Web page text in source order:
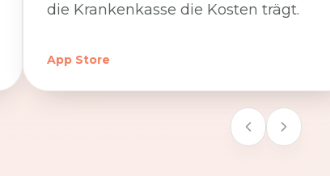
die Krankenkasse die Kosten trägt.
App Store